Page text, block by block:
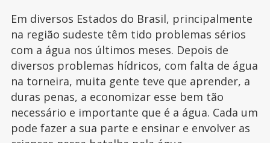
Em diversos Estados do Brasil, principalmente
na região sudeste têm tido problemas sérios
com a água nos últimos meses. Depois de
diversos problemas hídricos, com falta de água
na torneira, muita gente teve que aprender, a
duras penas, a economizar esse bem tão
necessário e importante que é a água. Cada um
pode fazer a sua parte e ensinar e envolver as